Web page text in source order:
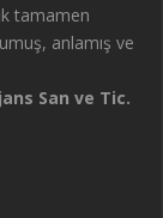
tamamen
anlamış ve
San ve Tic.